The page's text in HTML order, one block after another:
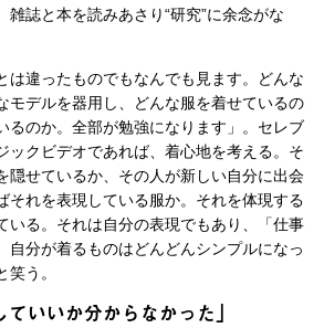
雑誌と本を読みあさり“研究”に余念がな
は違ったものでもなんでも見ます。どんな
モデルを器用し、どんな服を着せているの
るのか。全部が勉強になります」。セレブ
ックビデオであれば、着心地を考える。そ
隠せているか、その人が新しい自分に出会
それを表現している服か。それを体現する
いる。それは自分の表現でもあり、「仕事
自分が着るものはどんどんシンプルになっ
う。
ていいか分からなかった」